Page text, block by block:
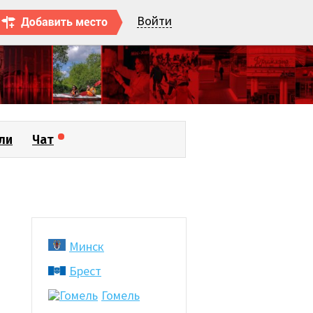
Войти
Чат
Минск
Брест
Гомель